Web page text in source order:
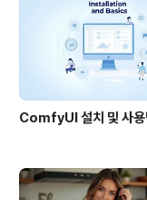
ComfyUI 설치 및 사용